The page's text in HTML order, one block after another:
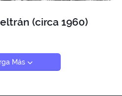
(circa 1960)
Más